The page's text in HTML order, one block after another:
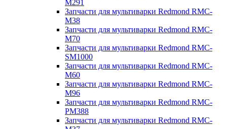
M291
Запчасти для мультиварки Redmond RMC-
M38
Запчасти для мультиварки Redmond RMC-
M70
Запчасти для мультиварки Redmond RMC-
SM1000
Запчасти для мультиварки Redmond RMC-
M60
Запчасти для мультиварки Redmond RMC-
M96
Запчасти для мультиварки Redmond RMC-
PM388
Запчасти для мультиварки Redmond RMC-